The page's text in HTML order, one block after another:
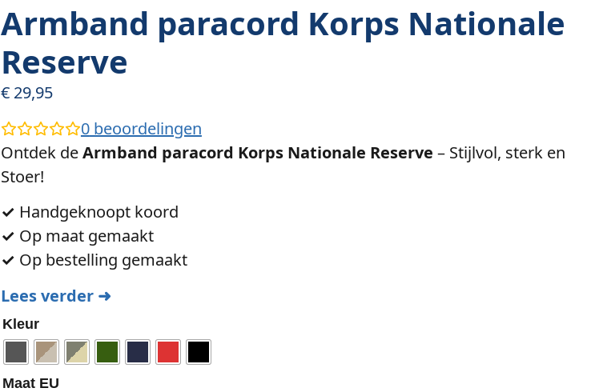
Armband paracord Korps Nationale
Reserve
€29,95
0beoordelingen
Ontdek deArmband paracord Korps Nationale Reserve – Stijlvol, sterk en
Stoer!
✓ Handgeknoopt koord
✓ Op maat gemaakt
✓ Op bestelling gemaakt
Lees verder ➜
Kleur
Maat EU